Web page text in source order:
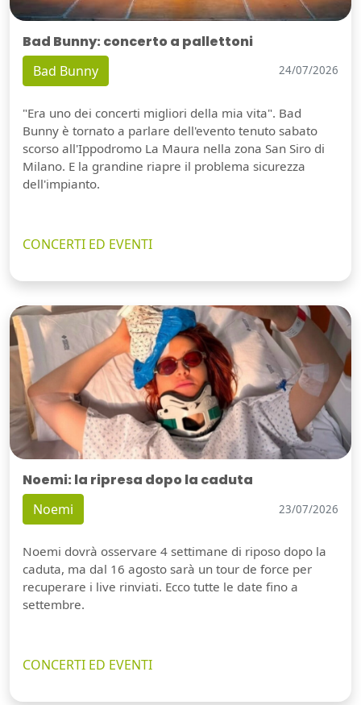
Bad Bunny: concerto a pallettoni
Bad Bunny 24/07/2026
"Era uno dei concerti migliori della mia vita". Bad
Bunny è tornato a parlare dell'evento tenuto sabato
scorso all'Ippodromo La Maura nella zona San Siro di
Milano. E la grandine riapre il problema sicurezza
dell'impianto.
CONCERTI ED EVENTI
Noemi: la ripresa dopo la caduta
Noemi 23/07/2026
Noemi dovrà osservare 4 settimane di riposo dopo la
caduta, ma dal 16 agosto sarà un tour de force per
recuperare i live rinviati. Ecco tutte le date fino a
settembre.
CONCERTI ED EVENTI